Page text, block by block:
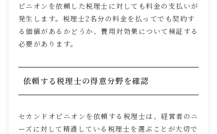
ピニオンを依頼した税理士に対しても料金の支払いが
発生します。税理士2名分の料金を払ってでも契約す
る価値があるかどうか、費用対効果について検証する
必要があります。
依頼する税理士の得意分野を確認
セカンドオピニオンを依頼する税理士は、経営者のニ
ーズに対して精通している税理士を選ぶことが大切で